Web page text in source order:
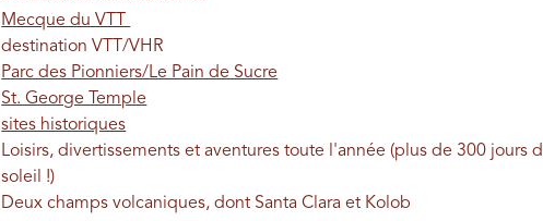
Mecque du VTT
destination VTT/VHR
Parc des Pionniers/Le Pain de Sucre
St. George Temple
sites historiques
Loisirs, divertissements et aventures toute l'année (plus de 300 jours
soleil !)
Deux champs volcaniques, dont Santa Clara et Kolob